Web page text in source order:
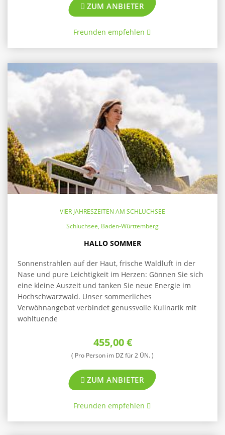
ZUM ANBIETER
Freunden empfehlen
VIER JAHRESZEITEN AM SCHLUCHSEE
Schluchsee, Baden-Württemberg
HALLO SOMMER
Sonnenstrahlen auf der Haut, frische Waldluft in der
Nase und pure Leichtigkeit im Herzen: Gönnen Sie sich
eine kleine Auszeit und tanken Sie neue Energie im
Hochschwarzwald. Unser sommerliches
Verwöhnangebot verbindet genussvolle Kulinarik mit
wohltuende
455,00 €
( Pro Person im DZ für 2 ÜN. )
ZUM ANBIETER
Freunden empfehlen